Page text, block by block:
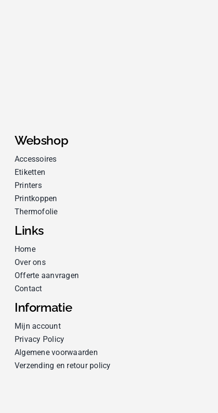
Webshop
Accessoires
Etiketten
Printers
Printkoppen
Thermofolie
Links
Home
Over ons
Offerte aanvragen
Contact
Informatie
Mijn account
Privacy Policy
Algemene voorwaarden
Verzending en retour policy